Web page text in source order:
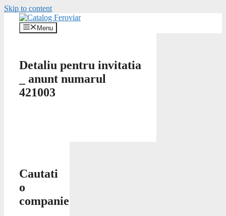
Skip to content
Menu
Detaliu pentru invitatia
_ anunt numarul
421003
Cautati
o
companie